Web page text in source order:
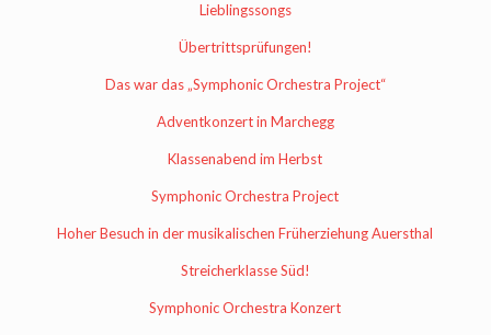
Lieblingssongs
Übertrittsprüfungen!
Das war das „Symphonic Orchestra Project“
Adventkonzert in Marchegg
Klassenabend im Herbst
Symphonic Orchestra Project
Hoher Besuch in der musikalischen Früherziehung Auersthal
Streicherklasse Süd!
Symphonic Orchestra Konzert